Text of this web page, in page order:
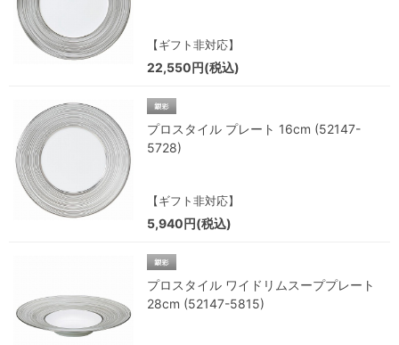
【ギフト非対応】
22,550円(税込)
プロスタイル プレート 16cm (52147-
5728)
【ギフト非対応】
5,940円(税込)
プロスタイル ワイドリムスーププレート
28cm (52147-5815)